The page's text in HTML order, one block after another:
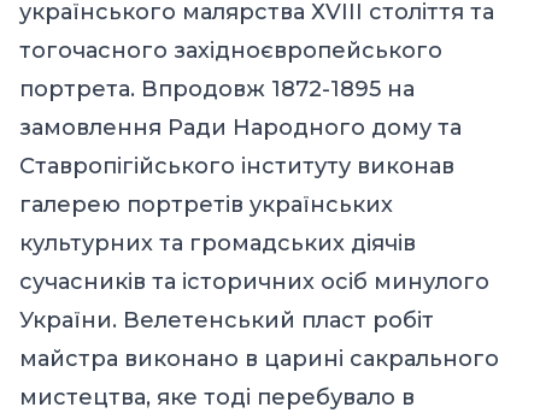
українського малярства ХVІІІ століття та
тогочасного західноєвропейського
портрета. Впродовж 1872-1895 на
замовлення Ради Народного дому та
Ставропігійського інституту виконав
галерею портретів українських
культурних та громадських діячів
сучасників та історичних осіб минулого
України. Велетенський пласт робіт
майстра виконано в царині сакрального
мистецтва, яке тоді перебувало в